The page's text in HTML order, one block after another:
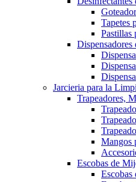
Tapetes
Pastillas
Dispensadores
Jarcieria para la
Trapeadores,
Mangos
Escobas de